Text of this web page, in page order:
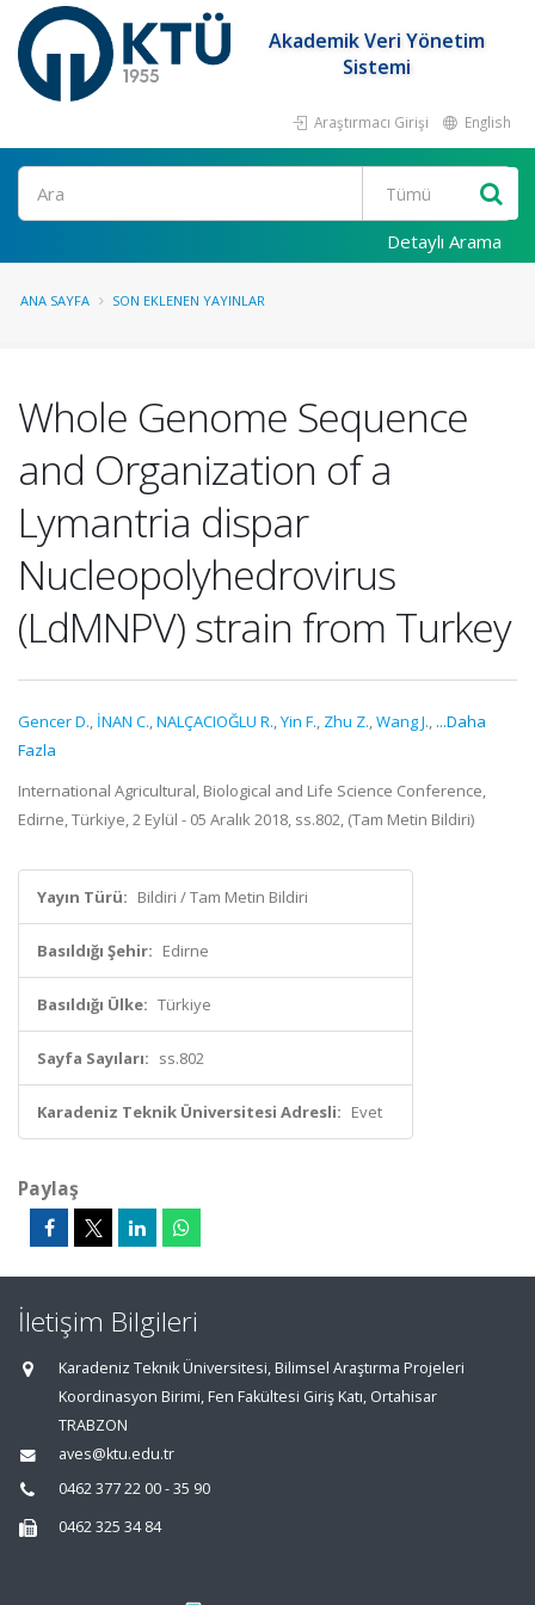
Akademik Veri Yönetim
Sistemi
Araştırmacı Girişi English
Ara
Detaylı Arama
ANA SAYFA SON EKLENEN YAYINLAR
Whole Genome Sequence
and Organization of a
Lymantria dispar
Nucleopolyhedrovirus
(LdMNPV) strain from Turkey
Gencer D., İNAN C.,NALÇACIOĞLU R.,Yin F., Zhu Z.,Wang J., ...Daha
Fazla
International Agricultural, Biological and Life Science Conference,
Edirne, Türkiye, 2 Eylül - 05 Aralık 2018, ss.802, (Tam Metin Bildiri)
Yayın Türü: Bildiri / Tam Metin Bildiri
Basıldığı Şehir: Edirne
Basıldığı Ülke: Türkiye
Sayfa Sayıları: ss.802
Karadeniz Teknik Üniversitesi Adresli: Evet
Paylaş
İletişim Bilgileri
Karadeniz Teknik Üniversitesi, Bilimsel Araştırma Projeleri
Koordinasyon Birimi, Fen Fakültesi Giriş Katı, Ortahisar
TRABZON
aves@ktu.edu.tr
0462 377 22 00 - 35 90
0462 325 34 84